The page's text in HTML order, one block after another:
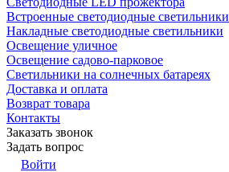
Встроенные светодиодные светильники
Накладные светодиодные светильники
Освещение уличное
Освещение садово-парковое
Светильники на солнечных батареях
Доставка и оплата
Возврат товара
Контакты
Заказать звонок
Задать вопрос
Войти